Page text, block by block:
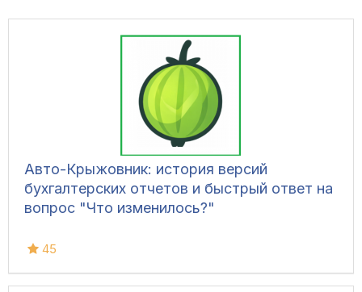
Авто-Крыжовник: история версий
бухгалтерских отчетов и быстрый ответ на
вопрос "Что изменилось?"
45